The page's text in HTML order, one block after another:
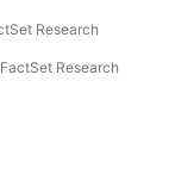
Research
Research